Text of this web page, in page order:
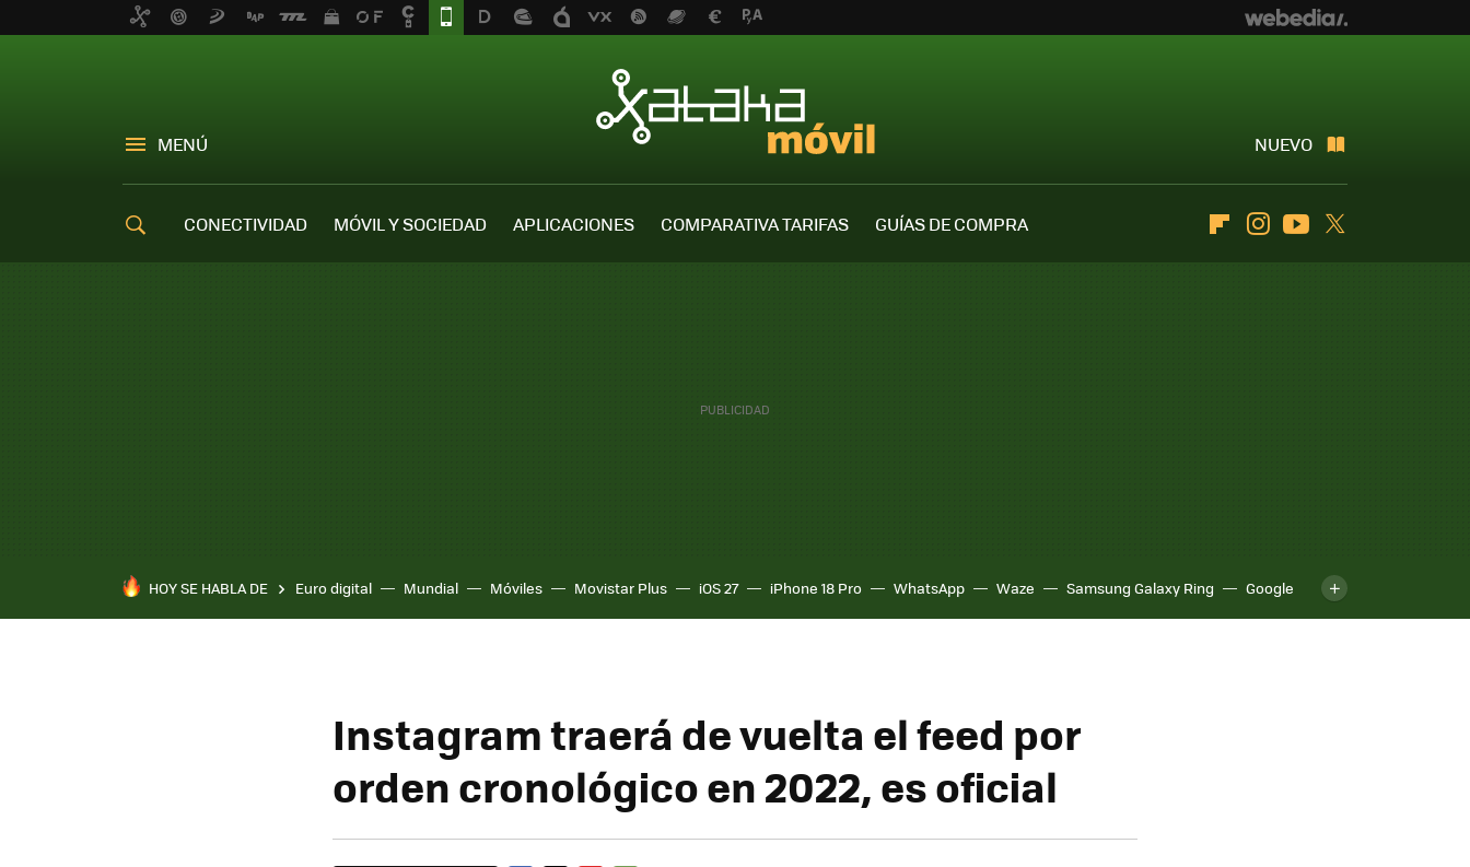
MENÚ NUEVO
CONECTIVIDAD MÓVIL Y SOCIEDAD APLICACIONES COMPARATIVA TARIFAS
GUÍAS DE COMPRA
FlipboardInstagramYoutube
HOY SE HABLA DE Euro digital Mundial Móviles Movistar Plus iOS 27 iPhone 18 Pro WhatsApp Waze Samsung Galaxy Ring
Google
Pixel 10a
Instagram traerá de vuelta el feed por
orden cronológico en 2022, es oficial